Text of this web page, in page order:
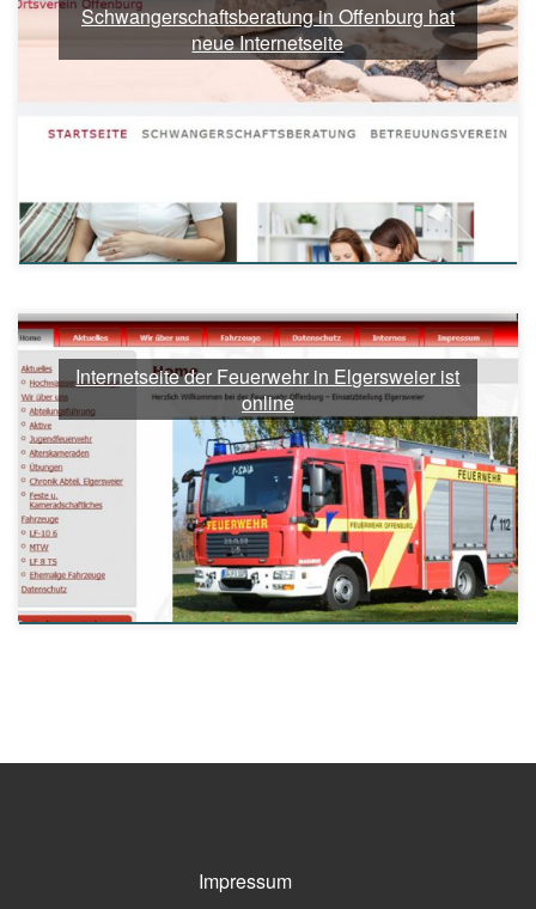
Schwangerschaftsberatung in Offenburg hat
neue Internetseite
Internetseite der Feuerwehr in Elgersweier ist
online
Impressum